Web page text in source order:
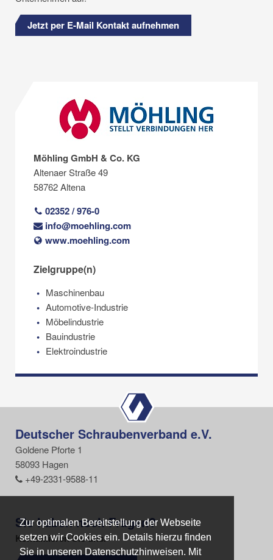
Zur optimalen Bereitstellung der Webseite
setzen wir Cookies ein. Details hierzu finden
Sie in unseren Datenschutzhinweisen. Mit
Zur optimalen Bereitstellung der Webseite
setzen wir Cookies ein. Details hierzu finden
Sie in unseren Datenschutzhinweisen. Mit
Jetzt per E-Mail Kontakt aufnehmen
Möhling GmbH & Co. KG
Altenaer Straße 49
58762 Altena
02352 / 976-0
info@moehling.com
www.moehling.com
Zielgruppe(n)
Maschinenbau
Automotive-Industrie
Möbelindustrie
Bauindustrie
Elektroindustrie
Deutscher Schraubenverband e.V.
Goldene Pforte 1
58093 Hagen
+49-2331-9588-11
Sie haben noch Fragen?
Kontaktieren Sie uns.